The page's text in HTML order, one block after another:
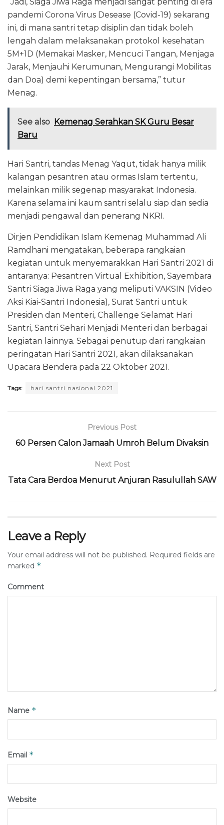
pandemi Corona Virus Desease (Covid-19) sekarang
ini, di mana santri tetap disiplin dan tidak boleh
lengah dalam melaksanakan protokol kesehatan
5M+1D (Memakai Masker, Mencuci Tangan, Menjaga
Jarak, Menjauhi Kerumunan, Mengurangi Mobilitas
dan Doa) demi kepentingan bersama,” tutur
Menag.
See also Kemenag Serahkan SK Guru Besar
Baru
Hari Santri, tandas Menag Yaqut, tidak hanya milik
kalangan pesantren atau ormas Islam tertentu,
melainkan milik segenap masyarakat Indonesia.
Karena selama ini kaum santri selalu siap dan sedia
menjadi pengawal dan penerang NKRI.
Dirjen Pendidikan Islam Kemenag Muhammad Ali
Ramdhani mengatakan, beberapa rangkaian
kegiatan untuk menyemarakkan Hari Santri 2021 di
antaranya: Pesantren Virtual Exhibition, Sayembara
Santri Siaga Jiwa Raga yang meliputi VAKSIN (Video
Aksi Kiai-Santri Indonesia), Surat Santri untuk
Presiden dan Menteri, Challenge Selamat Hari
Santri, Santri Sehari Menjadi Menteri dan berbagai
kegiatan lainnya. Sebagai penutup dari rangkaian
peringatan Hari Santri 2021, akan dilaksanakan
Upacara Bendera pada 22 Oktober 2021.
Tags: hari santri nasional 2021
Previous Post
60 Persen Calon Jamaah Umroh Belum Divaksin
Next Post
Tata Cara Berdoa Menurut Anjuran Rasulullah SAW
Leave a Reply
Your email address will not be published. Required fields are
marked *
Comment
Name *
Email *
Website